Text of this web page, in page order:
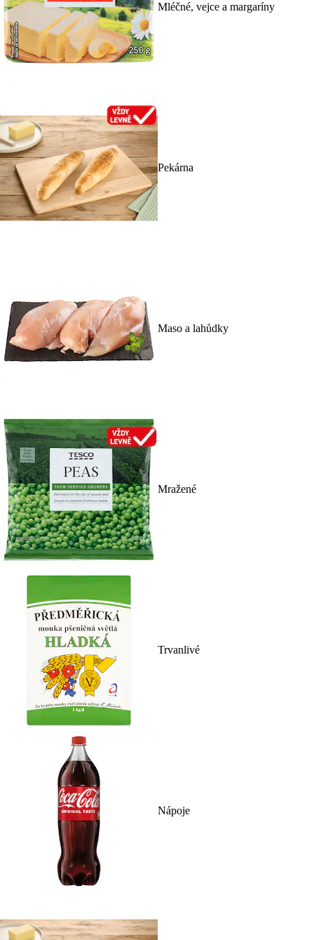
Mléčné, vejce a margaríny
Pekárna
Maso a lahůdky
Mražené
Trvanlivé
Nápoje